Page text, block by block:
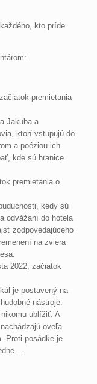
kto príde
premietania
Jakuba a
ktorí vstupujú do
a poéziou ich
kde sú hranice
premietania o
kedy sú
odvážaní do hotela
zodpovedajúceho
na zviera
2022, začiatok
je postavený na
nástroje.
ublížiť. A
oveľa
Proti posádke je